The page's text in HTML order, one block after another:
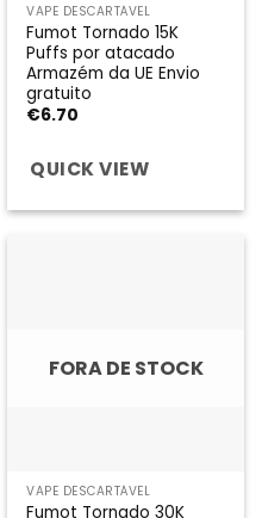
VAPE DESCARTÁVEL
Fumot Tornado 15K
Puffs por atacado
Armazém da UE Envio
gratuito
€6.70
QUICK VIEW
FORA DE STOCK
VAPE DESCARTÁVEL
Fumot Tornado 30K